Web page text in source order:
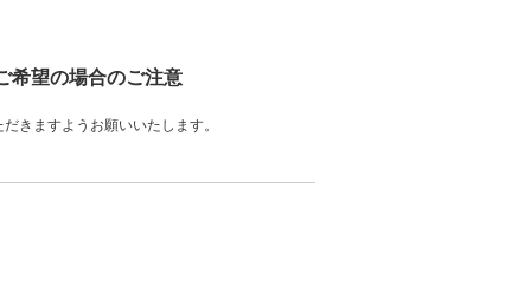
希望の場合のご注意
きますようお願いいたします。